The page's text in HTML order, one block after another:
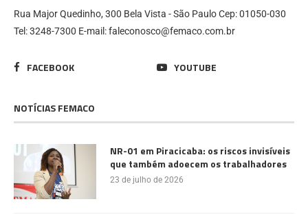
Rua Major Quedinho, 300 Bela Vista - São Paulo Cep: 01050-030
Tel: 3248-7300 E-mail: faleconosco@femaco.com.br
FACEBOOK YOUTUBE
NOTÍCIAS FEMACO
NR-01 em Piracicaba: os riscos invisíveis
que também adoecem os trabalhadores
23 de julho de 2026